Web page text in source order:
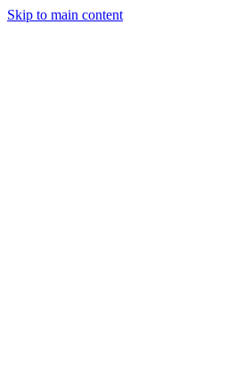
Skip to main content